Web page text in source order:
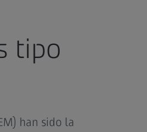
tipo
han sido la